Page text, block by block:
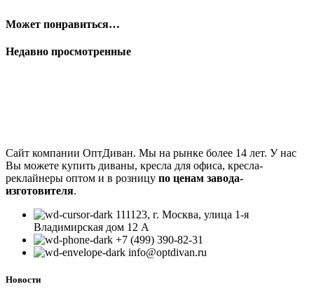
Может понравиться…
Недавно просмотренные
Сайт компании ОптДиван. Мы на рынке более 14 лет. У нас
Вы можете купить диваны, кресла для офиса, кресла-
реклайнеры оптом и в розницу по ценам завода-
изготовителя.
111123, г. Москва, улица 1-я
Владимирская дом 12 А
+7 (499) 390-82-31
info@optdivan.ru
Новости